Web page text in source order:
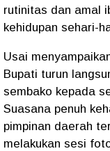
rutinitas dan amal
kehidupan sehari-
Usai
Bupati turun
sembako kepada
Suasana penuh
pimpinan daerah
melakukan sesi